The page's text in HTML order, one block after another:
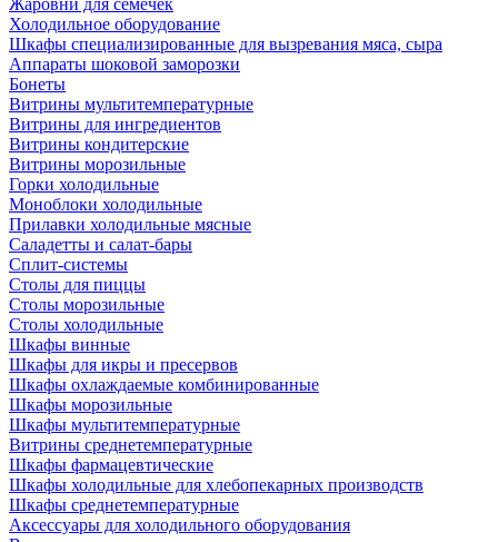
Жаровни для семечек
Холодильное оборудование
Шкафы специализированные для вызревания мяса, сыра
Аппараты шоковой заморозки
Бонеты
Витрины мультитемпературные
Витрины для ингредиентов
Витрины кондитерские
Витрины морозильные
Горки холодильные
Моноблоки холодильные
Прилавки холодильные мясные
Саладетты и салат-бары
Сплит-системы
Столы для пиццы
Столы морозильные
Столы холодильные
Шкафы винные
Шкафы для икры и пресервов
Шкафы охлаждаемые комбинированные
Шкафы морозильные
Шкафы мультитемпературные
Витрины среднетемпературные
Шкафы фармацевтические
Шкафы холодильные для хлебопекарных производств
Шкафы среднетемпературные
Аксессуары для холодильного оборудования